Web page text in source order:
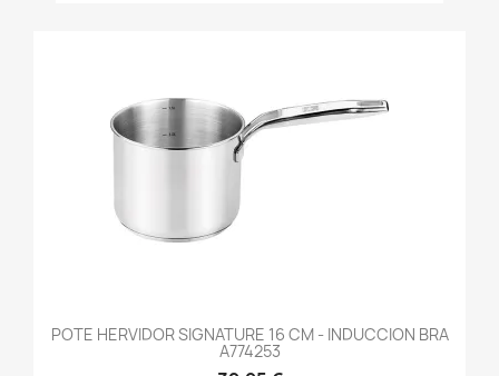
POTE HERVIDOR SIGNATURE 16 CM - INDUCCION BRA
A774253